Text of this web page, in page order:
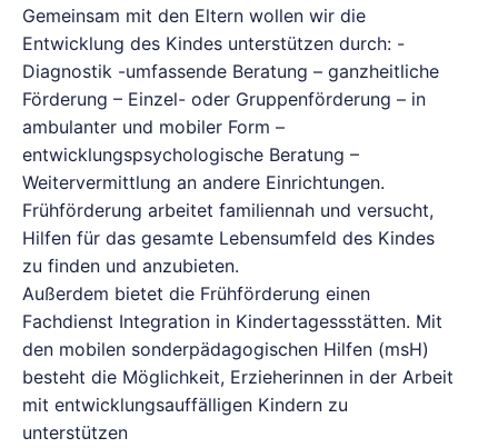
Gemeinsam mit den Eltern wollen wir die
Entwicklung des Kindes unterstützen durch: -
Diagnostik -umfassende Beratung – ganzheitliche
Förderung – Einzel- oder Gruppenförderung – in
ambulanter und mobiler Form –
entwicklungspsychologische Beratung –
Weitervermittlung an andere Einrichtungen.
Frühförderung arbeitet familiennah und versucht,
Hilfen für das gesamte Lebensumfeld des Kindes
zu finden und anzubieten.
Außerdem bietet die Frühförderung einen
Fachdienst Integration in Kindertagessstätten. Mit
den mobilen sonderpädagogischen Hilfen (msH)
besteht die Möglichkeit, Erzieherinnen in der Arbeit
mit entwicklungsauffälligen Kindern zu
unterstützen